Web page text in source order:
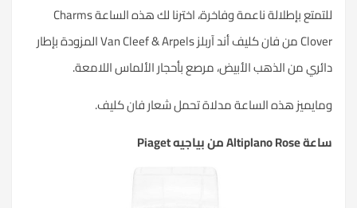
للتمتع بإطلالة ناعمة وفاخرة، اخترنا لك هذه الساعة Charms
Clover من فان كليف أند آربلز Van Cleef & Arpels المزودة بإطار
دائري منالذهب الأبيض، مرصع بأحجار الألماس اللامعة.
ومايميز هذه الساعة مدلاة تحمل شعار فان كليف.
ساعة Altiplano Rose من بياجيه Piaget